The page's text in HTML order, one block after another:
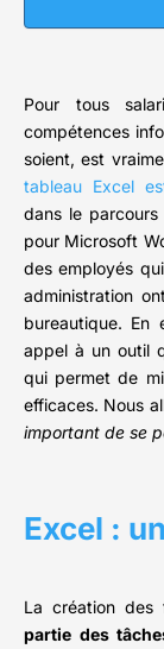
Pour tous
compétences
soient, est
tableau Excel
dans le
pour Microsoft
des employés
administration
bureautique. En
appel à un outil
qui permet de
efficaces. Nous
important de se
Excel :
La création
partie des